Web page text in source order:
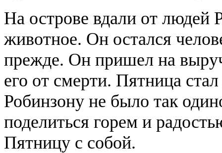
На острове вдали от людей
животное. Он остался
прежде. Он пришел на
его от смерти. Пятница
Робинзону не было так
поделиться горем и
Пятницу с собой.